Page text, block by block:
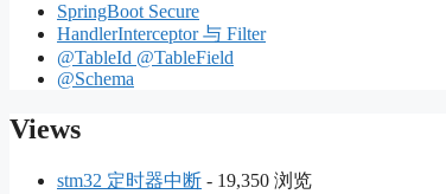
SpringBoot Secure
HandlerInterceptor 与 Filter
@TableId @TableField
@Schema
Views
stm32 定时器中断 - 19,350 浏览